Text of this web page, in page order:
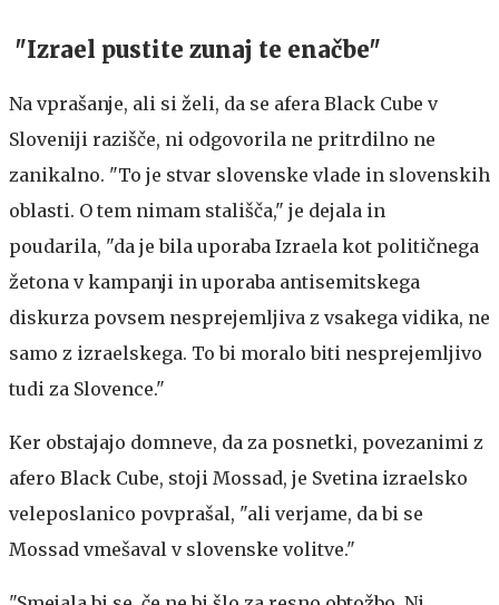
"Izrael pustite zunaj te enačbe"
Na vprašanje, ali si želi, da se afera Black Cube v
Sloveniji razišče, ni odgovorila ne pritrdilno ne
zanikalno. "To je stvar slovenske vlade in slovenskih
oblasti. O tem nimam stališča," je dejala in
poudarila, "da je bila uporaba Izraela kot političnega
žetona v kampanji in uporaba antisemitskega
diskurza povsem nesprejemljiva z vsakega vidika, ne
samo z izraelskega. To bi moralo biti nesprejemljivo
tudi za Slovence."
Ker obstajajo domneve, da za posnetki, povezanimi z
afero Black Cube, stoji Mossad, je Svetina izraelsko
veleposlanico povprašal, "ali verjame, da bi se
Mossad vmešaval v slovenske volitve."